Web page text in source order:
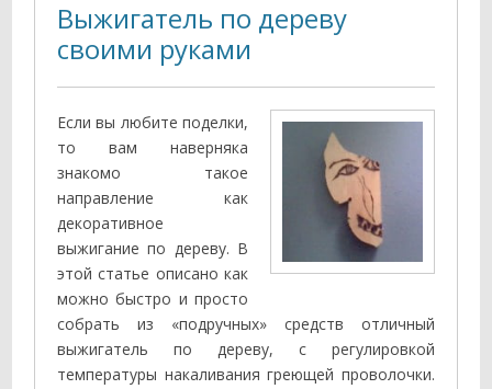
Выжигатель по дереву
своими руками
Если вы любите поделки,
то вам наверняка
знакомо такое
направление как
декоративное
выжигание по дереву. В
этой статье описано как
можно быстро и просто
собрать из «подручных» средств отличный
выжигатель по дереву, с регулировкой
температуры накаливания греющей проволочки.